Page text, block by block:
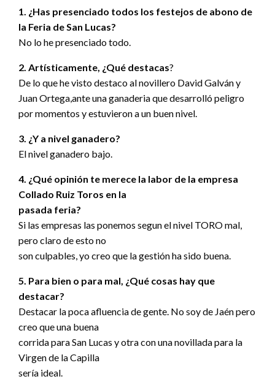
1. ¿Has presenciado todos los festejos de abono de
la Feria de San Lucas?
No lo he presenciado todo.
2. Artísticamente, ¿Qué destacas?
De lo que he visto destaco al novillero David Galván y
Juan Ortega,ante una ganaderia que desarrolló peligro
por momentos y estuvieron a un buen nivel.
3. ¿Y a nivel ganadero?
El nivel ganadero bajo.
4. ¿Qué opinión te merece la labor de la empresa
Collado Ruiz Toros en la
pasada feria?
Si las empresas las ponemos segun el nivel TORO mal,
pero claro de esto no
son culpables, yo creo que la gestión ha sido buena.
5. Para bien o para mal, ¿Qué cosas hay que
destacar?
Destacar la poca afluencia de gente. No soy de Jaén pero
creo que una buena
corrida para San Lucas y otra con una novillada para la
Virgen de la Capilla
sería ideal.